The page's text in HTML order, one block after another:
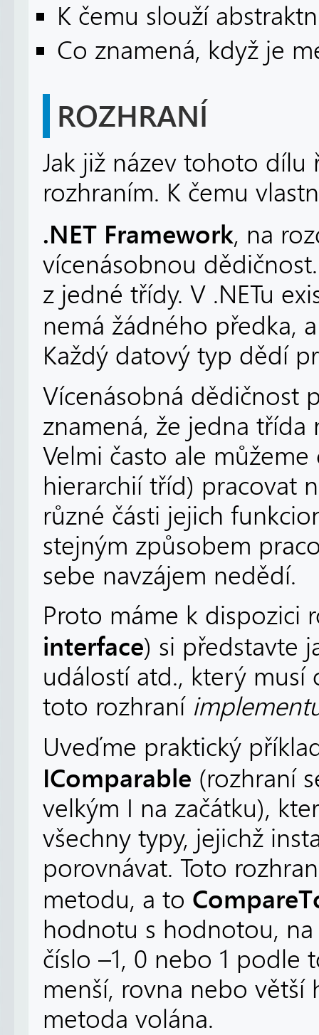
K čemu slouží
Co znamená, když je
ROZHRANÍ
Jak již název tohoto dílu
rozhraním. K čemu
.NET Framework, na
vícenásobnou
z jedné třídy. V .NETu
nemá žádného předka,
Každý datový typ dědí
Vícenásobná dědičnost
znamená, že jedna
Velmi často ale
hierarchií tříd) pracovat
různé části jejich
stejným způsobem
sebe navzájem nedědí.
Proto máme k dispozici
interface) si představte
událostí atd., který musí
toto rozhraní
Uveďme praktický
IComparable (rozhraní
velkým I na začátku),
všechny typy, jejichž
porovnávat. Toto
metodu, a to
hodnotu s hodnotou,
číslo –1, 0 nebo 1 podle
menší, rovna nebo větší
metoda volána.